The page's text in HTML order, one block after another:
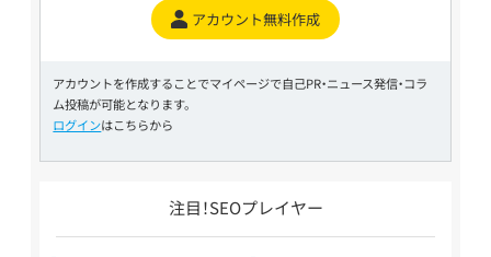
ーサーバー / レンタ
ル / ブライダル（婚
医療・健康・病院・ク
リニック / 美容・脱
毛・サロン / 不動産・
住宅・工務店 / 教育・
学習・スクール / 旅
人・転職・人材
Search Console） /
SEO内製化支援 /
アカウント無料作成
アカウントを作成することでマイページで自己PR・ニュース発信・コラ
ム投稿が可能となります。
ログインはこちらから
注目！SEOプレイヤー